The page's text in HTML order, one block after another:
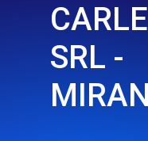
SRL -